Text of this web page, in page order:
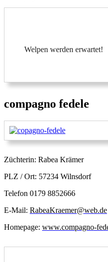
Welpen werden erwartet!
compagno fedele
Züchterin: Rabea Krämer
PLZ / Ort: 57234 Wilnsdorf
Telefon 0179 8852666
E-Mail: RabeaKraemer@web.de
Homepage: www.compagno-